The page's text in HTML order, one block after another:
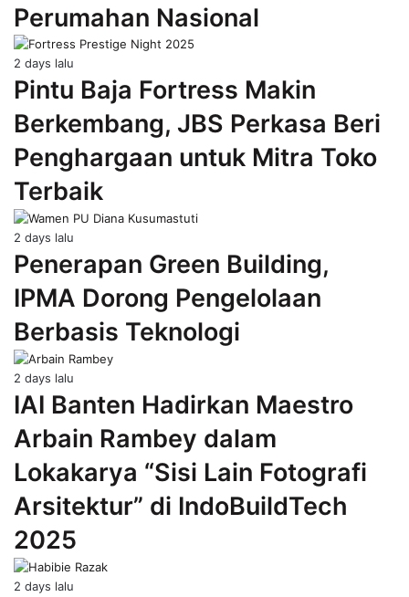
Perumahan Nasional
2 days lalu
Pintu Baja Fortress Makin
Berkembang, JBS Perkasa Beri
Penghargaan untuk Mitra Toko
Terbaik
2 days lalu
Penerapan Green Building,
IPMA Dorong Pengelolaan
Berbasis Teknologi
2 days lalu
IAI Banten Hadirkan Maestro
Arbain Rambey dalam
Lokakarya “Sisi Lain Fotografi
Arsitektur” di IndoBuildTech
2025
2 days lalu